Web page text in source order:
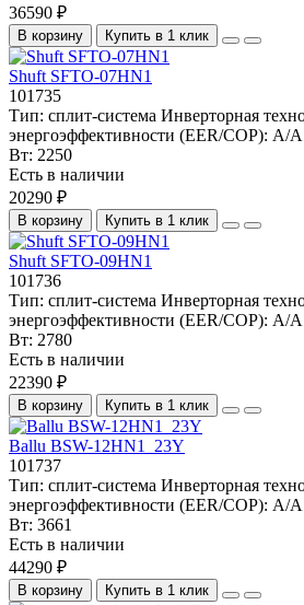
36590 ₽
В корзину Купить в 1 клик
Shuft SFTO-07HN1
101735
Тип: сплит-система Инверторная
энергоэффективности (EER/COP): A/A
Вт: 2250
Есть в наличии
20290 ₽
В корзину Купить в 1 клик
Shuft SFTO-09HN1
101736
Тип: сплит-система Инверторная
энергоэффективности (EER/COP): A/A
Вт: 2780
Есть в наличии
22390 ₽
В корзину Купить в 1 клик
Ballu BSW-12HN1_23Y
101737
Тип: сплит-система Инверторная
энергоэффективности (EER/COP): A/A
Вт: 3661
Есть в наличии
44290 ₽
В корзину Купить в 1 клик